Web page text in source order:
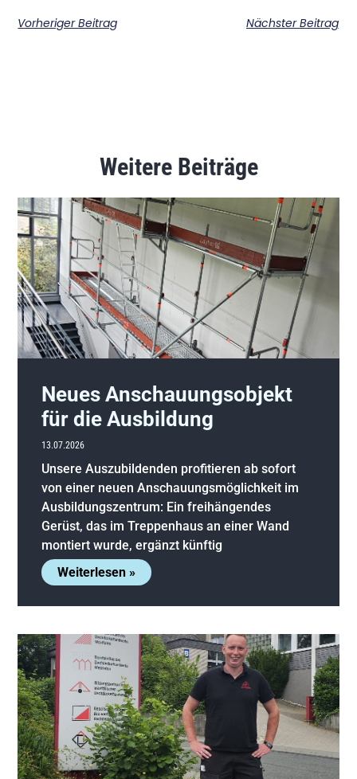
Vorheriger Beitrag Nächster Beitrag
Weitere Beiträge
Neues Anschauungsobjekt
für die Ausbildung
13.07.2026
Unsere Auszubildenden profitieren ab sofort
von einer neuen Anschauungsmöglichkeit im
Ausbildungszentrum: Ein freihängendes
Gerüst, das im Treppenhaus an einer Wand
montiert wurde, ergänzt künftig
Weiterlesen »